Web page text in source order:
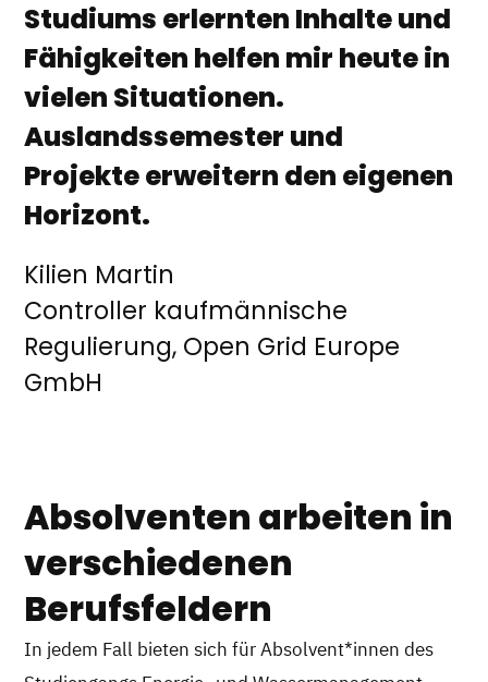
Studiums erlernten Inhalte und
Fähigkeiten helfen mir heute in
vielen Situationen.
Auslandssemester und
Projekte erweitern den eigenen
Horizont.
Kilien Martin
Controller kaufmännische
Regulierung, Open Grid Europe
GmbH
Absolventen arbeiten in
verschiedenen
Berufsfeldern
In jedem Fall bieten sich für Absolvent*innen des